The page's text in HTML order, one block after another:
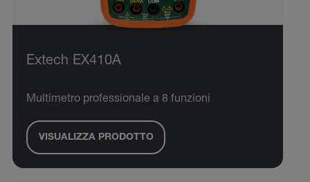
Extech EX410A
Multimetro professionale a 8 funzioni
VISUALIZZA PRODOTTO